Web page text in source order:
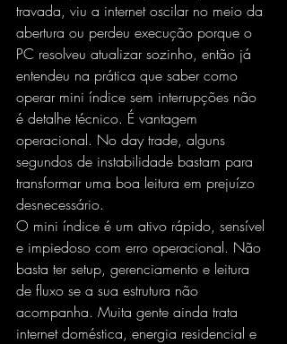
travada, viu a internet oscilar no meio da
abertura ou perdeu execução porque o
PC resolveu atualizar sozinho, então já
entendeu na prática que saber como
operar mini índice sem interrupções não
é detalhe técnico. É vantagem
operacional. No day trade, alguns
segundos de instabilidade bastam para
transformar uma boa leitura em prejuízo
desnecessário.
O mini índice é um ativo rápido, sensível
e impiedoso com erro operacional. Não
basta ter setup, gerenciamento e leitura
de fluxo se a sua estrutura não
acompanha. Muita gente ainda trata
internet doméstica, energia residencial e